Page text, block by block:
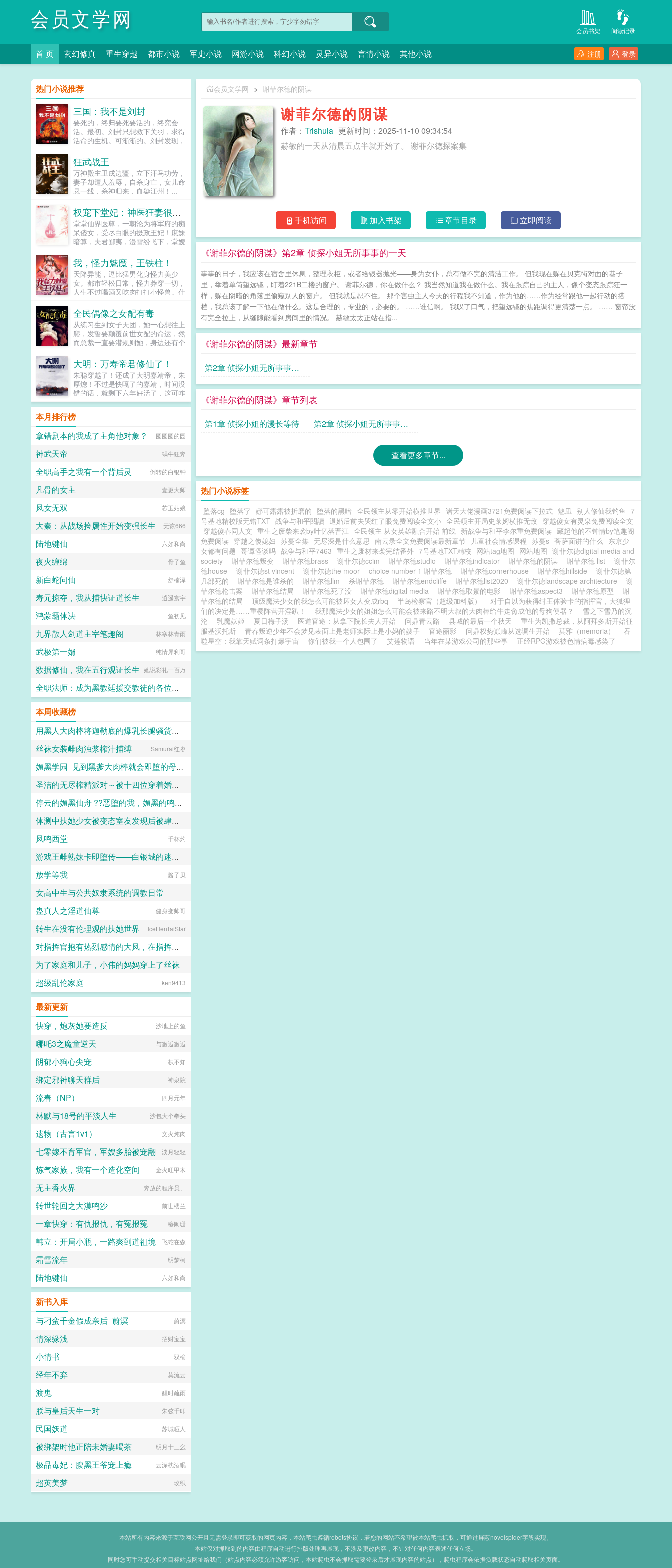
会员文学网 阅读记录
会员书架
首 页 玄幻修真 重生穿越 都市小说 军史小说 网游小说 科幻小说 灵异小说 言情小说 其他小说 登录
注册
会员文学网 > 谢菲尔德的阴谋
谢菲尔德的阴谋
作者： Trishula 更新时间：2025-11-10 09:34:54
赫敏的一天从清晨五点半就开始了。 谢菲尔德探案集
手机访问 加入书架 章节目录 立即阅读
《谢菲尔德的阴谋》第2章 侦探小姐无所事事的一天
事事的日子，我应该在宿舍里休息，整理衣柜，或者给银器抛光——身为女仆，总有做不完的清洁工作。 但我现在躲在贝克街对面的巷子
里，举着单筒望远镜，盯着221B二楼的窗户。 谢菲尔德，你在做什么？ 我当然知道我在做什么。我在跟踪自己的主人，像个变态跟踪狂一
样，躲在阴暗的角落里偷窥别人的窗户。 但我就是忍不住。 那个害虫主人今天的行程我不知道，作为他的……作为经常跟他一起行动的搭
档，我总该了解一下他在做什么。这是合理的，专业的，必要的。 ……谁信啊。 我叹了口气，把望远镜的焦距调得更清楚一点。 …… 窗帘没
有完全拉上，从缝隙能看到房间里的情况。 赫敏太太正站在指...
《谢菲尔德的阴谋》最新章节
第2章 侦探小姐无所事事的
一天
《谢菲尔德的阴谋》章节列表
第1章 侦探小姐的漫长等待
第2章 侦探小姐无所事事的
查看更多章节...
热门小说标签
堕落cg 堕落字 娜可露露被折磨的 堕落的黑暗 全民领主从零开始横推世界 诸天大佬漫画3721免费阅读下拉式 魅凪 别人修仙我钓鱼
7
号基地精校版无错TXT 战争与和平閱讀 退婚后前夫哭红了眼免费阅读全文小 全民领主开局史莱姆横推无敌 穿越傻女有灵泉免费阅读全文
穿越傻春同人文 重生之废柴来袭by叶忆落晋江 全民领主 从女英雄融合开始 前线 新战争与和平李尔重免费阅读 藏起他的不钟情by笔趣阁
免费阅读 穿越之傻媳妇 苏蔓全集 无尽深是什么意思 南云录全文免费阅读最新章节 儿童社会情感课程 苏蔓s 菩萨面讲的什么 东京少
女都有问题 哥谭怪谈吗 战争与和平7463 重生之废材来袭完结番外 7号基地TXT精校 网站tag地图 网站地图 谢菲尔德digital media and
society
谢菲尔德叛变 谢菲尔德brass 谢菲尔德ccim 谢菲尔德studio 谢菲尔德indicator 谢菲尔德的阴谋 谢菲尔德 list
谢菲尔
德house
谢菲尔德st vincent 谢菲尔德the moor choice number 1 谢菲尔德 谢菲尔德cornerhouse 谢菲尔德hillside
谢菲尔德第
几部死的
谢菲尔德是谁杀的 谢菲尔德llm 杀谢菲尔德 谢菲尔德endcliffe 谢菲尔德list2020 谢菲尔德landscape architecture
谢
菲尔德枪击案
谢菲尔德结局 谢菲尔德死了没 谢菲尔德digital media 谢菲尔德取景的电影 谢菲尔德aspect3 谢菲尔德原型
谢
菲尔德的结局
顶级魔法少女的我怎么可能被坏女人变成rbq 半岛检察官（超级加料版）
对于自以为获得纣王体验卡的指挥官，大狐狸
们的决定是……重樱阵营开淫趴！
我那魔法少女的姐姐怎么可能会被来路不明大叔的大肉棒给牛走肏成他的母狗便器？
雪之下雪乃的沉
沦
乳魔妖姬 夏日梅子汤 医道官途：从拿下院长夫人开始 问鼎青云路 县城的最后一个秋天
重生为凯撒总裁，从阿拜多斯开始征
服基沃托斯
青春叛逆少年不会梦见表面上是老师实际上是小妈的嫂子 官途丽影 问鼎权势巅峰从选调生开始 莫雅（memoria）
吞
噬星空：我靠天赋词条打爆宇宙
你们被我一个人包围了 艾莲物语 当年在某游戏公司的那些事 正经RPG游戏被色情病毒感染了
热门小说推荐
三国：我不是刘封
要死的，终归要死要活的，终究会
活。最初。刘封只想救下关羽，求得
活命的生机。可渐渐的。刘封发现，
还有…曹丕刘封，你一个贩履小儿的
假子，又来拒汝公！孙权兔死狗烹，
鸟尽弓藏。刘封你别杀了，你要养寇
自重啊！司马懿我有一计，可谗言刘
封蓄意谋反！诸葛亮大司马蹈履忠
不骄白屋之士，可谓能持盈守位，劳
谦其德者也刘禅当年父皇仙逝时，曾
在屋外埋伏刀斧手，一旦刘封兄长同
意继位称帝，刀斧手就会出现将朕砍
后。陈寿在刘封传评曰刘封虽处嫌疑
之地，但思防足以自卫虽事二祖，但
不负父子兄弟之谊。奇哉！...
狂武战王
万神殿主卫戍边疆，立下汗马功劳，
妻子却遭人羞辱，自杀身亡，女儿命
悬一线，杀神归来，血染江州！...
权宠下堂妃：神医狂妻很嚣张
堂堂仙界医尊，一朝沦为将军府的痴
呆傻女，受尽白眼的摄政王妃！庶妹
暗算，夫君鄙夷，漫雪纷飞下，堂嫂
忆全复，一双素手，医死人肉白骨。
两袖轻挥，整个京城为之颤抖。誓要
让欺她辱她之人，付出惨痛代价！传
说，她嫁给摄政王，是她八辈子修来
的福气，殊不知人间我玩腻了，休书
阳光道，你只能走独木桥，要是越
线，休怪我不客气！摄政王赶紧扶着
自家的娇妻乖，别闹，小心动了胎
气...
我，怪力魅魔，王铁柱！
天降异能，逗比猛男化身怪力美少
女。都市轻松日常，怪力莽穿一切，
人生不过喝酒又吃肉打打小怪兽。什
该死的金钱！走开，你们这些该死的
地位！世上无人不识我！绝世美人王
铁柱！柱哥，你有可能成为超人啊！
超人？哪个超人？咸蛋超人啊！不
是，是那个裤衩穿外面，到处溜达那
那个是吧。对对对，就是他。我看
过，打着打着，还有神奇女侠，小丑
女，猫女啊啥的，都来了。但没看见
穿裤衩啊！等会儿？柱哥，你看的是
正经超人不？...
全民偶像之女配有毒
从练习生到女子天团，她一心想往上
爬，发誓要颠覆前世女配的命运，然
而总裁一直要潜规则她，身边还有个
大明：万寿帝君修仙了！
朱聪穿越了！还成了大明嘉靖帝，朱
厚熜！不过是快嘎了的嘉靖，时间没
错的话，就剩下六年好活了，这可咋
办？就在嘉靖看着自己这幅残躯心慌
不已的时候，却发现自己可以进入一
方修仙世界于是，一个穿梭两界，修
仙的嘉靖诞生了！一个崭新的大明，
也将在真正的万寿帝君手中，成为闪
本月排行榜
拿错剧本的我成了主角他对象？
圆圆圆的园
神武天帝 蜗牛狂奔
全职高手之我有一个背后灵 倒转的白银钟
凡骨的女主 壹更大师
凤女无双 芯玉姑娘
大秦：从战场捡属性开始变强长生 无谅666
陆地键仙 六如和尚
夜火缠绵 骨子鱼
新白蛇问仙 舒楠泽
寿元掠夺，我从捕快证道长生 逍遥寰宇
鸿蒙霸体决 鱼初见
九界散人剑道主宰笔趣阁 林寒林青雨
武极第一婿 纯情犀利哥
数据修仙，我在五行观证长生 她说彩礼一百万
全职法师：成为黑教廷援交教徒的各位婊子
本周收藏榜
用黑人大肉棒将迦勒底的爆乳长腿骚货英灵一个个的全都调教成发情媚黑母猪贱婊吧
克图格亚改二
丝袜女装雌肉浊浆榨汁捕缚 Samurai红枣
媚黑学园_见到黑爹大肉棒就会即堕的母猪教师和婊子学生
圣洁的无尽榨精派对～被十四位穿着婚纱的舰娘新娘们在教堂内献上身体的集体婚礼～
火锅气候
停云的媚黑仙舟 ??恶堕的我，媚黑的鸣火首席以及仙舟??
体测中扶她少女被变态室友发现后被肆意玩弄
愿璀璨的北极光永远闪耀
凤鸣西堂 千杯灼
游戏王雌熟妹卡即堕传——白银城的迷宫主?拉比丽斯篇
丁骨
放学等我 酱子贝
女高中生与公共奴隶系统的调教日常
喵不可言
蛊真人之淫道仙尊 健身变帅哥
转生在没有伦理观的扶她世界 IceHenTaiStar
对指挥官抱有热烈感情的大凤，在指挥官被迫出差的一年中被黑人用媚药和甜言蜜语玩弄成满身刺青的媚黑婊子
Kyle
为了家庭和儿子，小伟的妈妈穿上了丝袜
daokee
超级乱伦家庭 ken9413
最新更新
快穿，炮灰她要造反
沙地上的鱼
哪吒3之魔童逆天 与邂逅邂逅
阴郁小狗心尖宠 枳不知
绑定邪神聊天群后 神泉院
流春（NP） 四月元年
林默与18号的平淡人生 沙包大个拳头
遗物（古言1v1） 文火炖肉
七零嫁不育军官，军嫂多胎被宠翻 淡月轻轻
炼气家族，我有一个造化空间 金火旺甲木
无主香火界 奔放的程序员、
转世轮回之大漠鸣沙 前世楼兰
一章快穿：有仇报仇，有冤报冤 穆阑珊
韩立：开局小瓶，一路爽到道祖境 飞蛇在森
霜雪流年 明梦柯
陆地键仙 六如和尚
新书入库
与刁蛮千金假成亲后_蔚溟
蔚溟
情深缘浅 招财宝宝
小情书 双榆
经年不弃 莫流云
渡鬼 醒时疏雨
朕与皇后天生一对 朱弦千叩
民国妖道 苏城哑人
被绑架时他正陪未婚妻喝茶 明月十三幺
极品毒妃：腹黑王爷宠上瘾 云深枕酒眠
超英美梦 玫织
本站所有内容来源于互联网公开且无需登录即可获取的网页内容，本站爬虫遵循robots协议，若您的网站不希望被本站爬虫抓取，可通过屏蔽novelspider字段实现。
本站仅对抓取到的内容由程序自动进行排版处理再展现，不涉及更改内容，不针对任何内容表述任何立场。
同时您可手动提交相关目标站点网址给我们（站点内容必须允许游客访问，本站爬虫不会抓取需要登录后才展现内容的站点），爬虫程序会依据负载状态自动爬取相关页面。